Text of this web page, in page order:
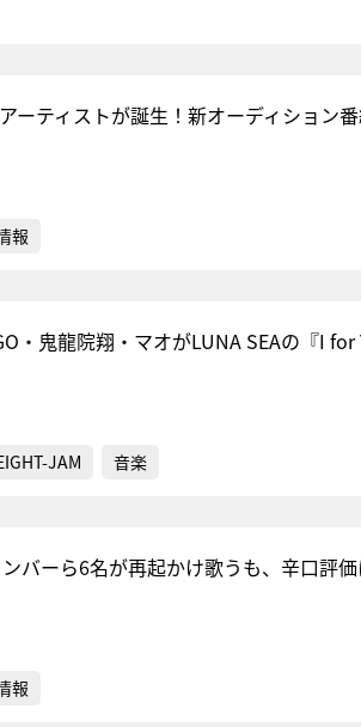
ーティストが誕生！新オーディション番
報
・鬼龍院翔・マオがLUNA SEAの『I
JAM 音楽
バーら6名が再起かけ歌うも、辛口評
報